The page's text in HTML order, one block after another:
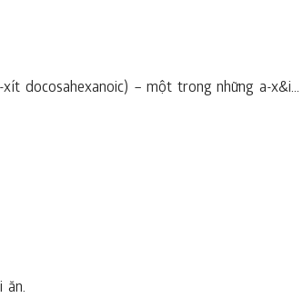
docosahexanoic) – một trong những a-x&i...
ăn.